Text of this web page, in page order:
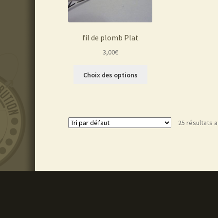
fil de plomb Plat
3,00€
Choix des options
25 résultats